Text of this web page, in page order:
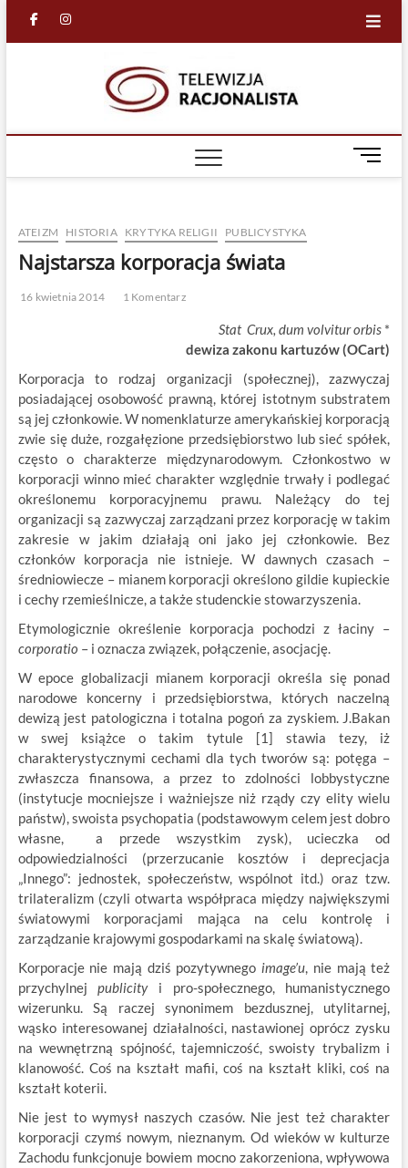
facebook
in
M
e
n
ATEIZM HISTORIA KRYTYKA RELIGII PUBLICYSTYKA
Najstarsza korporacja świata
16 kwietnia 2014 1 Komentarz
Stat Crux, dum volvitur orbis *
dewiza zakonu kartuzów (OCart)
Korporacja to rodzaj organizacji (społecznej), zazwyczaj
posiadającej osobowość prawną, której istotnym substratem
są jej członkowie. W nomenklaturze amerykańskiej korporacją
zwie się duże, rozgałęzione przedsiębiorstwo lub sieć spółek,
często o charakterze międzynarodowym. Członkostwo w
korporacji winno mieć charakter względnie trwały i podlegać
określonemu korporacyjnemu prawu. Należący do tej
organizacji są zazwyczaj zarządzani przez korporację w takim
zakresie w jakim działają oni jako jej członkowie. Bez
członków korporacja nie istnieje. W dawnych czasach –
średniowiecze – mianem korporacji określono gildie kupieckie
i cechy rzemieślnicze, a także studenckie stowarzyszenia.
Etymologicznie określenie korporacja pochodzi z łaciny –
corporatio – i oznacza związek, połączenie, asocjację.
W epoce globalizacji mianem korporacji określa się ponad
narodowe koncerny i przedsiębiorstwa, których naczelną
dewizą jest patologiczna i totalna pogoń za zyskiem. J.Bakan
w swej książce o takim tytule [1] stawia tezy, iż
charakterystycznymi cechami dla tych tworów są: potęga –
zwłaszcza finansowa, a przez to zdolności lobbystyczne
(instytucje mocniejsze i ważniejsze niż rządy czy elity wielu
państw), swoista psychopatia (podstawowym celem jest dobro
własne, a przede wszystkim zysk), ucieczka od
odpowiedzialności (przerzucanie kosztów i deprecjacja
„Innego”: jednostek, społeczeństw, wspólnot itd.) oraz tzw.
trilateralizm (czyli otwarta współpraca między największymi
światowymi korporacjami mająca na celu kontrolę i
zarządzanie krajowymi gospodarkami na skalę światową).
Korporacje nie mają dziś pozytywnego image’u, nie mają też
przychylnejpublicityi pro-społecznego, humanistycznego
wizerunku. Są raczej synonimem bezdusznej, utylitarnej,
wąsko interesowanej działalności, nastawionej oprócz zysku
na wewnętrzną spójność, tajemniczość, swoisty trybalizm i
klanowość. Coś na kształt mafii, coś na kształt kliki, coś na
kształt koterii.
Nie jest to wymysł naszych czasów. Nie jest też charakter
korporacji czymś nowym, nieznanym. Od wieków w kulturze
Zachodu funkcjonuje bowiem mocno zakorzeniona, wpływowa